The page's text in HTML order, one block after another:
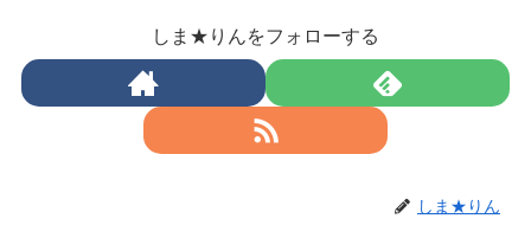
しま★りんをフォローする
しま★りん